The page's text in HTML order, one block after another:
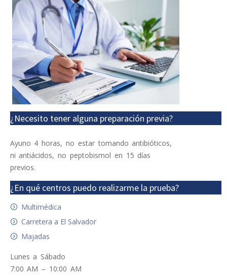
¿Necesito tener alguna preparación previa?
Ayuno 4 horas, no estar tomando antibióticos,
ni antiácidos, no peptobismol en 15 días
previos.
¿En qué centros puedo realizarme la prueba?
Multimédica
Carretera a El Salvador
Majadas
Lunes a Sábado
7:00 AM – 10:00 AM